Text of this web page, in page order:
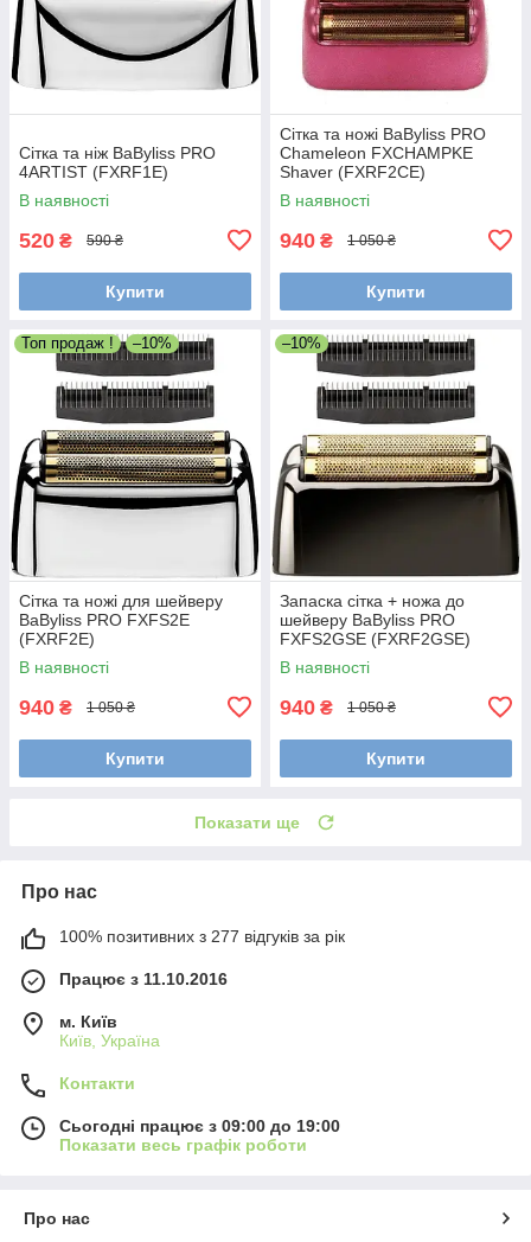
Сітка та ніж BaByliss PRO
4ARTIST (FXRF1E)
В наявності
520 ₴ 590 ₴
Купити
Сітка та ножі BaByliss PRO
Chameleon FXCHAMPKE
Shaver (FXRF2CE)
В наявності
940 ₴ 1 050 ₴
Купити
Топ продаж ! –10%
Сітка та ножі для шейверу
BaByliss PRO FXFS2E
(FXRF2E)
В наявності
940 ₴ 1 050 ₴
Купити
–10%
Запаска сітка + ножа до
шейверу BaByliss PRO
FXFS2GSE (FXRF2GSE)
В наявності
940 ₴ 1 050 ₴
Купити
Показати ще
Про нас
100% позитивних з 277 відгуків за рік
Працює з 11.10.2016
м. Київ
Київ, Україна
Контакти
Сьогодні працює з 09:00 до 19:00
Показати весь графік роботи
Про нас